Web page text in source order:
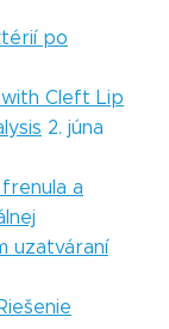
po
with Cleft Lip
2. júna
a
uzatváraní